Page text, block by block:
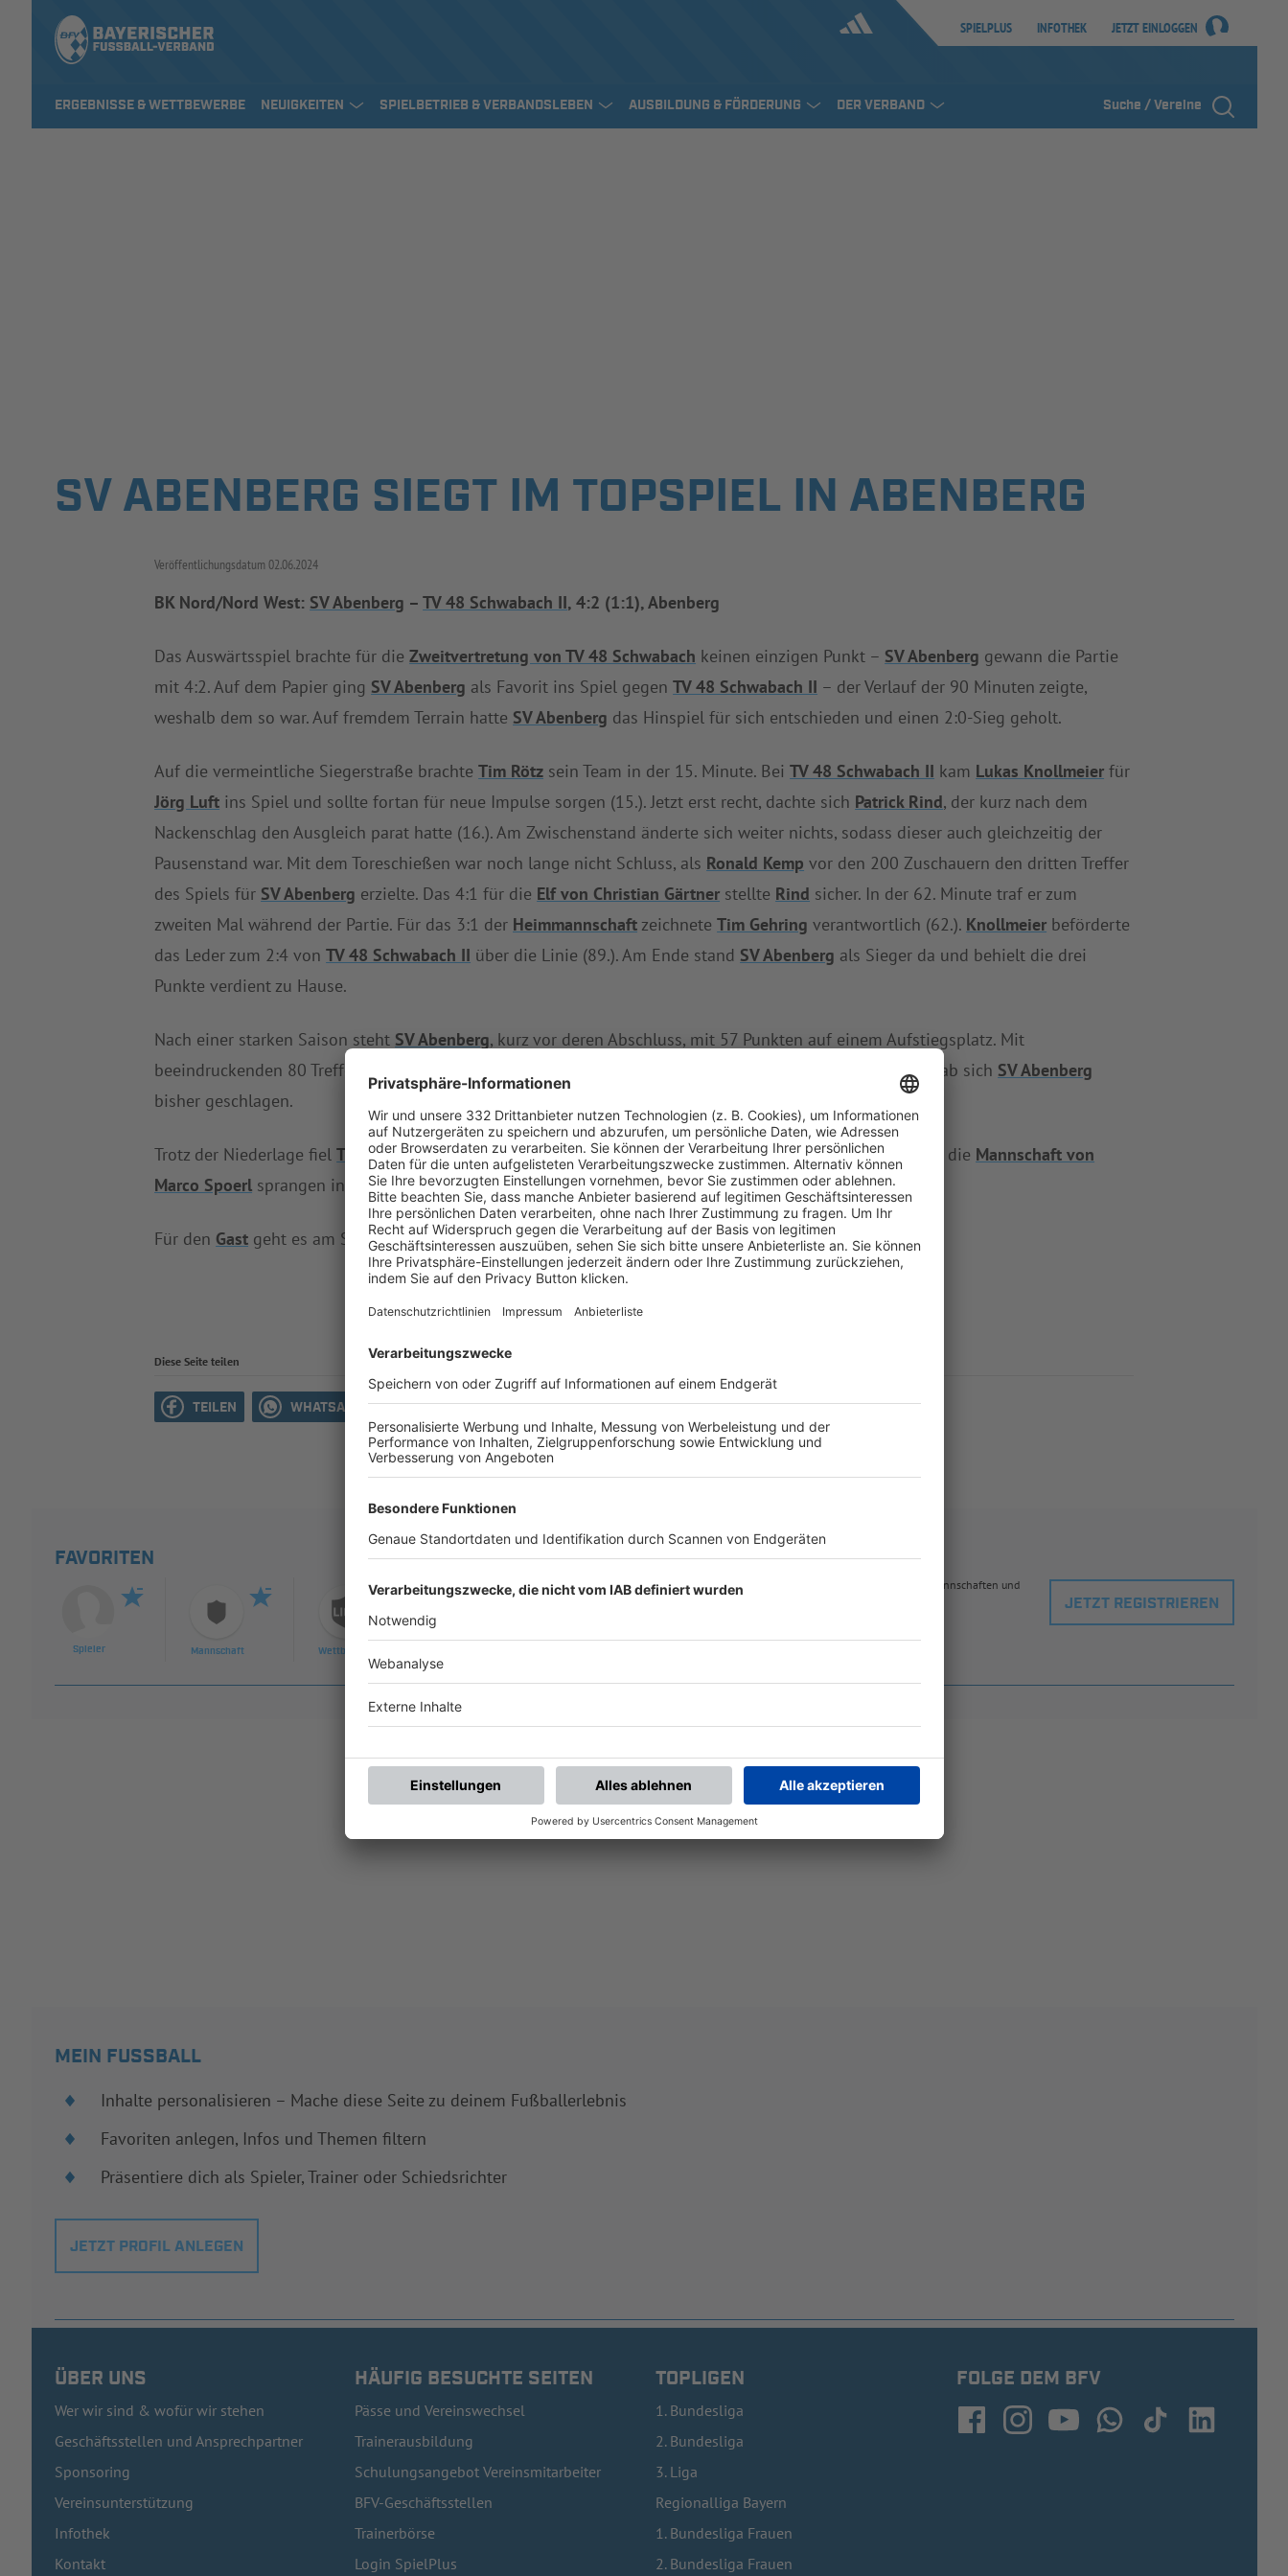
SPIELPLUS INFOTHEK JETZT EINLOGGEN
ERGEBNISSE & WETTBEWERBE NEUIGKEITEN SPIELBETRIEB & VERBANDSLEBEN AUSBILDUNG & FÖRDERUNG DER VERBAND Suche / Vereine
SV ABENBERG SIEGT IM TOPSPIEL IN ABENBERG
Veröffentlichungsdatum 02.06.2024
BK Nord/Nord West: SV Abenberg –TV 48 Schwabach II, 4:2 (1:1), Abenberg
Das Auswärtsspiel brachte für dieZweitvertretung von TV 48 Schwabach keinen einzigen Punkt – SV Abenberg gewann die Partie
mit 4:2. Auf dem Papier ging SV Abenberg als Favorit ins Spiel gegenTV 48 Schwabach II – der Verlauf der 90 Minuten zeigte,
weshalb dem so war. Auf fremdem Terrain hatte SV Abenberg das Hinspiel für sich entschieden und einen 2:0-Sieg geholt.
Auf die vermeintliche Siegerstraße brachteTim Rötz sein Team in der 15. Minute. BeiTV 48 Schwabach II kam Lukas Knollmeier für
Jörg Luft ins Spiel und sollte fortan für neue Impulse sorgen (15.). Jetzt erst recht, dachte sich Patrick Rind, der kurz nach dem
Nackenschlag den Ausgleich parat hatte (16.). Am Zwischenstand änderte sich weiter nichts, sodass dieser auch gleichzeitig der
Pausenstand war. Mit dem Toreschießen war noch lange nicht Schluss, als Ronald Kemp vor den 200 Zuschauern den dritten Treffer
des Spiels für SV Abenberg erzielte. Das 4:1 für die Elf von Christian Gärtner stellte Rind sicher. In der 62. Minute traf er zum
zweiten Mal während der Partie. Für das 3:1 der Heimmannschaft zeichneteTim Gehring verantwortlich (62.). Knollmeier beförderte
das Leder zum 2:4 vonTV 48 Schwabach II über die Linie (89.). Am Ende stand SV Abenberg als Sieger da und behielt die drei
Punkte verdient zu Hause.
Nach einer starken Saison steht SV Abenberg, kurz vor deren Abschluss, mit 57 Punkten auf einem Aufstiegsplatz. Mit
beeindruckenden 80 Treffern stellt
den besten Angriff der BK Nord/Nord West. Nur dreimal gab sich SV Abenberg
bisher geschlagen.
Trotz der Niederlage fielTV 48 Schwabach IIin der Tabelle nicht zurück und bleibt damit auf Platz drei. Für die Mannschaft von
Marco Spoerl sprangen in den letzten fünf Spielen nur drei Punkte heraus.
Für den Gast geht es am Sonntag zu Hause gegenTSV Rittersbach II 9er 2weiter.
Diese Seite teilen
TEILEN WHATSAPP MAIL
FAVORITEN
Spieler Mannschaft Wettbewerb
Nach der Registrierung kannst du dir Favoriten setzen. So bist du ganz nah an deinen Lieblingsspielern, Mannschaften und
Ligen, die dann direkt hier angezeigt werden.
JETZT REGISTRIEREN
MEIN FUSSBALL
Inhalte personalisieren – Mache diese Seite zu deinem Fußballerlebnis
Favoriten anlegen, Infos und Themen filtern
Präsentiere dich als Spieler, Trainer oder Schiedsrichter
JETZT PROFIL ANLEGEN
ÜBER UNS
Wer wir sind & wofür wir stehen
Geschäftsstellen und Ansprechpartner
Sponsoring
Vereinsunterstützung
Infothek
Kontakt
HÄUFIG BESUCHTE SEITEN
Pässe und Vereinswechsel
Trainerausbildung
Schulungsangebot Vereinsmitarbeiter
BFV-Geschäftsstellen
Trainerbörse
Login SpielPlus
TOPLIGEN
1. Bundesliga
2. Bundesliga
3. Liga
Regionalliga Bayern
1. Bundesliga Frauen
2. Bundesliga Frauen
FOLGE DEM BFV